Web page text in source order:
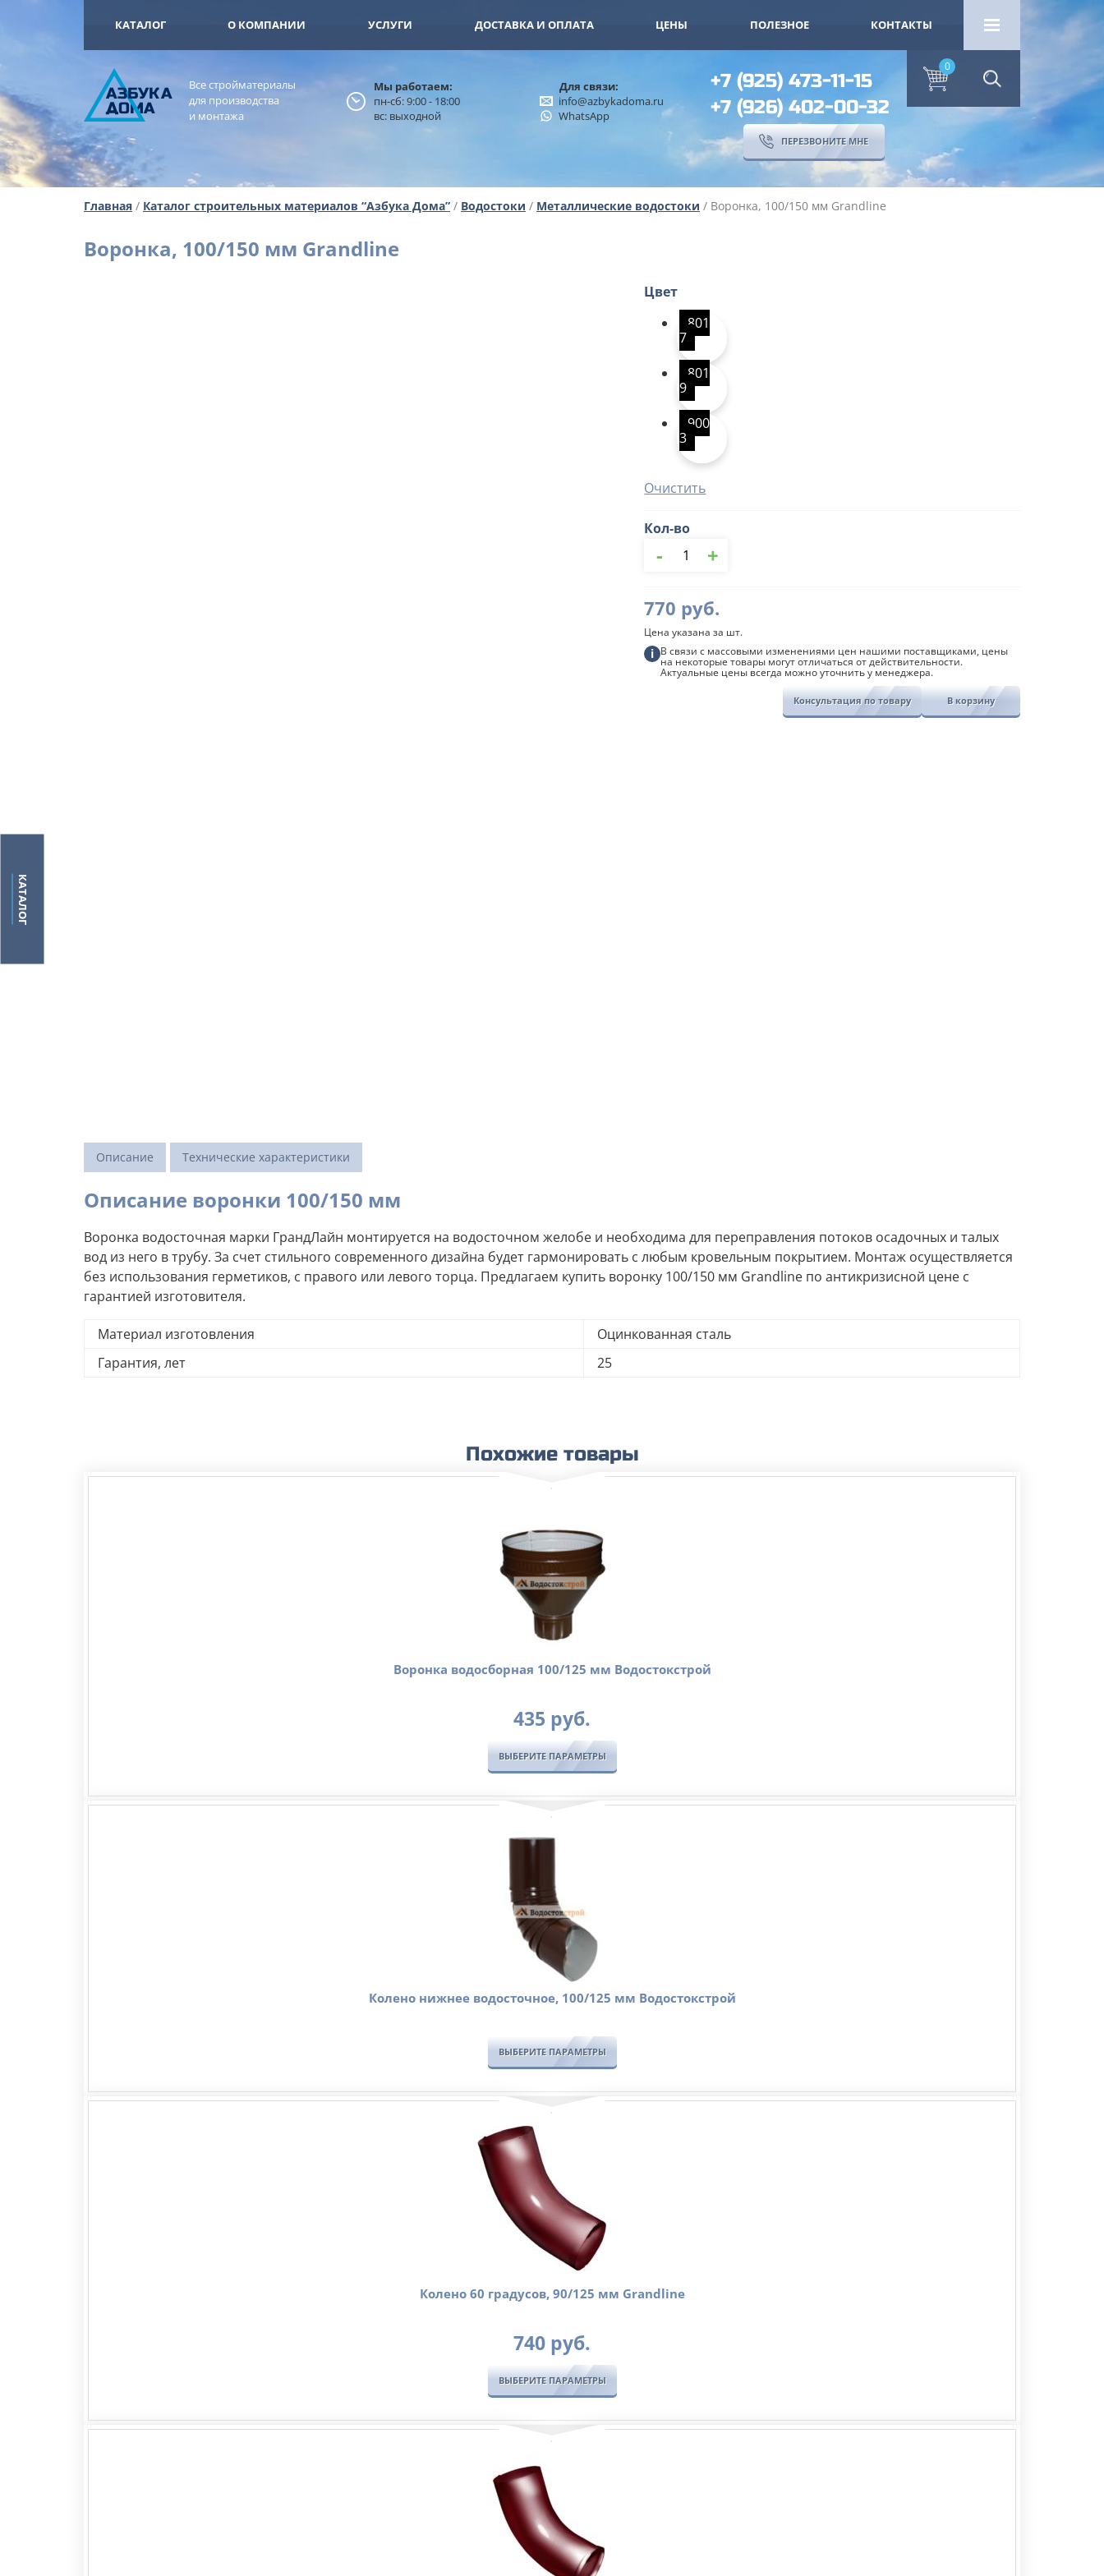
КАТАЛОГ О КОМПАНИИ УСЛУГИ ДОСТАВКА И ОПЛАТА ЦЕНЫ ПОЛЕЗНОЕ КОНТАКТЫ
0
ОМА
АЗБУКА
Все стройматериалы
для производства
и монтажа
Мы работаем:
пн-сб: 9:00 - 18:00
вс: выходной
Для связи:
info@azbykadoma.ru
WhatsApp
+7 (925) 473-11-15
+7 (926) 402-00-32
ПЕРЕЗВОНИТЕ МНЕ
Главная / Каталог строительных материалов “Азбука Дома” / Водостоки / Металлические водостоки / Воронка, 100/150 мм Grandline
КАТАЛОГ
Воронка, 100/150 мм Grandline
Цвет
801
7
801
9
900
3
Очистить
Кол-во
товара
мм
Grandline
- +
770 руб.
Цена указана за шт.
i В связи с массовыми изменениями цен нашими поставщиками, цены
на некоторые товары могут отличаться от действительности.
Актуальные цены всегда можно уточнить у менеджера.
Консультация по товару В корзину
Описание Технические характеристики
Описание воронки 100/150 мм
Воронка водосточная марки ГрандЛайн монтируется на водосточном желобе и необходима для переправления потоков осадочных и талых
вод из него в трубу. За счет стильного современного дизайна будет гармонировать с любым кровельным покрытием. Монтаж осуществляется
без использования герметиков, с правого или левого торца. Предлагаем купить воронку 100/150 мм Grandline по антикризисной цене с
гарантией изготовителя.
Материал изготовления
Оцинкованная сталь
Гарантия, лет
25
Похожие товары
Воронка водосборная 100/125 мм Водостокстрой
435 руб.
ВЫБЕРИТЕ ПАРАМЕТРЫ
Колено нижнее водосточное, 100/125 мм Водостокстрой
ВЫБЕРИТЕ ПАРАМЕТРЫ
Колено 60 градусов, 90/125 мм Grandline
740 руб.
ВЫБЕРИТЕ ПАРАМЕТРЫ